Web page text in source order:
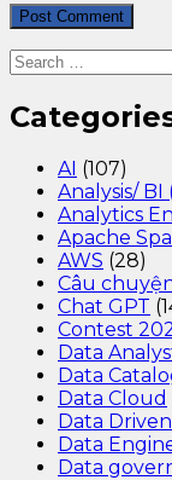
AI (107)
Analysis/
Analytics
Apache
AWS (28)
Câu
Chat GPT
Contest
Data
Data
Data Cloud
Data Driven
Data
Data